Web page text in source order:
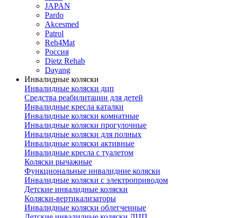
JAPAN
Pardo
Akcesmed
Patrol
Reh4Mat
Россия
Dietz Rehab
Dayang
Инвалидные коляски
Инвалидные коляски дцп
Средства реабилитации для детей
Инвалидные кресла каталки
Инвалидные коляски комнатные
Инвалидные коляски прогулочные
Инвалидные коляски для полных
Инвалидные коляски активные
Инвалидные кресла с туалетом
Коляски рычажные
Функциональные инвалидние коляски
Инвалидные коляски с электроприводом
Детские инвалидные коляски
Коляски-вертикализаторы
Инвалидные коляски облегченные